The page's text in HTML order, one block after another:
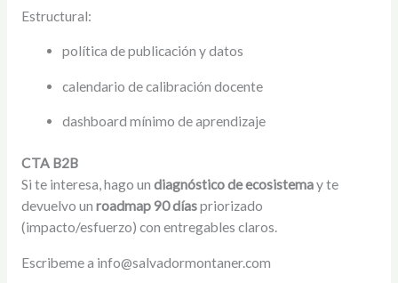
Estructural:
política de publicación y datos
calendario de calibración docente
dashboard mínimo de aprendizaje
CTA B2B
Si te interesa, hago un diagnóstico de ecosistemay te
devuelvo un roadmap 90 díaspriorizado
(impacto/esfuerzo) con entregables claros.
Escribeme a info@salvadormontaner.com